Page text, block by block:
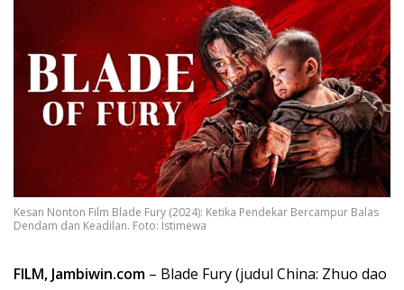
Kesan Nonton Film Blade Fury (2024): Ketika Pendekar Bercampur Balas
Dendam dan Keadilan. Foto: Istimewa
FILM, Jambiwin.com – Blade Fury (judul China: Zhuo dao